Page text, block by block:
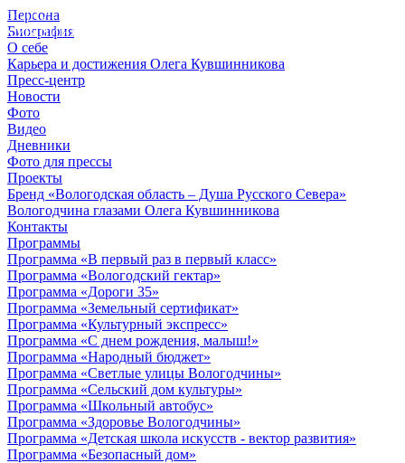
Персона
Биография
О себе
Карьера и достижения Олега Кувшинникова
Пресс-центр
Новости
Фото
Видео
Дневники
Фото для прессы
Проекты
Бренд «Вологодская область – Душа Русского Севера»
Вологодчина глазами Олега Кувшинникова
Контакты
Программы
Программа «В первый раз в первый класс»
Программа «Вологодский гектар»
Программа «Дороги 35»
Программа «Земельный сертификат»
Программа «Культурный экспресс»
Программа «С днем рождения, малыш!»
Программа «Народный бюджет»
Программа «Светлые улицы Вологодчины»
Программа «Сельский дом культуры»
Программа «Школьный автобус»
Программа «Здоровье Вологодчины»
Программа «Детская школа искусств - вектор развития»
Программа «Безопасный дом»
© 2012 - 2023,
КУВШИННИКОВ О.А.